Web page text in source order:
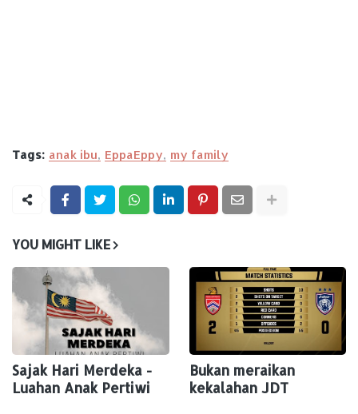
Tags: anak ibu EppaEppy my family
YOU MIGHT LIKE
Sajak Hari Merdeka -
Luahan Anak Pertiwi
Bukan meraikan
kekalahan JDT